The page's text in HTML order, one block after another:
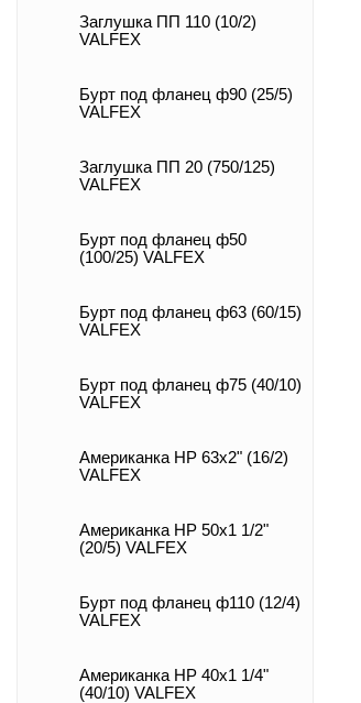
Заглушка ПП 110 (10/2)
VALFEX
Бурт под фланец ф90 (25/5)
VALFEX
Заглушка ПП 20 (750/125)
VALFEX
Бурт под фланец ф50
(100/25) VALFEX
Бурт под фланец ф63 (60/15)
VALFEX
Бурт под фланец ф75 (40/10)
VALFEX
Американка НР 63х2" (16/2)
VALFEX
Американка НР 50х1 1/2"
(20/5) VALFEX
Бурт под фланец ф110 (12/4)
VALFEX
Американка НР 40х1 1/4"
(40/10) VALFEX